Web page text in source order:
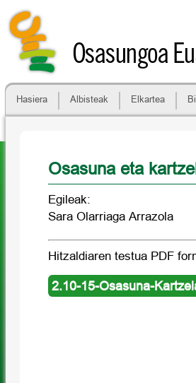
Osasungoa
Hasiera Albisteak Elkartea
Osasuna eta
Egileak:
Sara Olarriaga Arrazola
Hitzaldiaren testua PDF
2.10-15-Osasuna-